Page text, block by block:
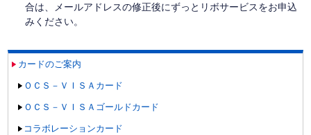
合は、メールアドレスの修正後にずっとリボサービスをお申込
みください。
カードのご案内
ＯＣＳ－ＶＩＳＡカード
ＯＣＳ－ＶＩＳＡゴールドカード
コラボレーションカード